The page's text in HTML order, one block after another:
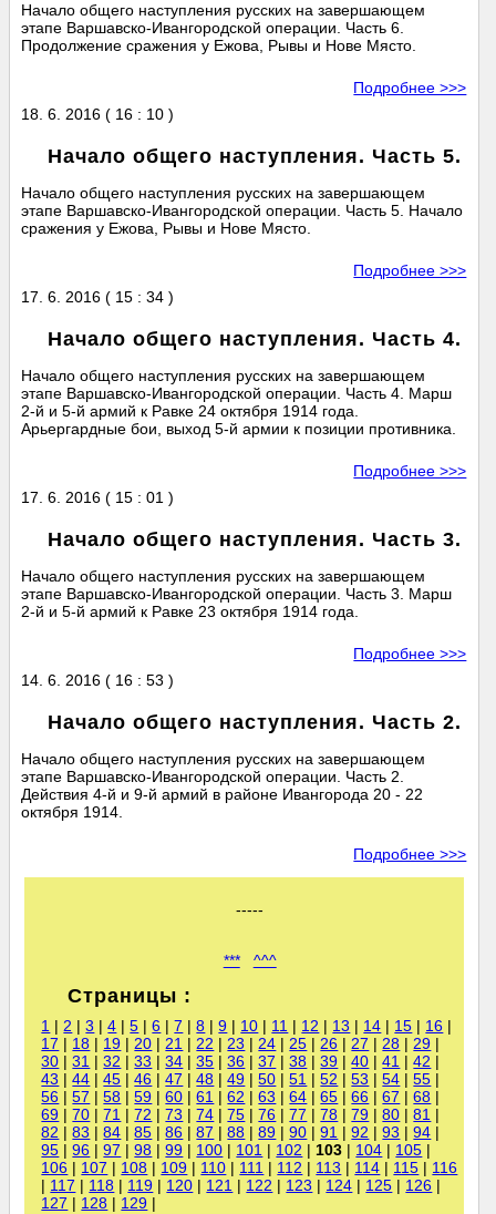
Начало общего наступления русских на завершающем
этапе Варшавско-Ивангородской операции. Часть 6.
Продолжение сражения у Ежова, Рывы и Нове Място.
Подробнее >>>
18. 6. 2016 ( 16 : 10 )
Начало общего наступления. Часть 5.
Начало общего наступления русских на завершающем
этапе Варшавско-Ивангородской операции. Часть 5. Начало
сражения у Ежова, Рывы и Нове Място.
Подробнее >>>
17. 6. 2016 ( 15 : 34 )
Начало общего наступления. Часть 4.
Начало общего наступления русских на завершающем
этапе Варшавско-Ивангородской операции. Часть 4. Марш
2-й и 5-й армий к Равке 24 октября 1914 года.
Арьергардные бои, выход 5-й армии к позиции противника.
Подробнее >>>
17. 6. 2016 ( 15 : 01 )
Начало общего наступления. Часть 3.
Начало общего наступления русских на завершающем
этапе Варшавско-Ивангородской операции. Часть 3. Марш
2-й и 5-й армий к Равке 23 октября 1914 года.
Подробнее >>>
14. 6. 2016 ( 16 : 53 )
Начало общего наступления. Часть 2.
Начало общего наступления русских на завершающем
этапе Варшавско-Ивангородской операции. Часть 2.
Действия 4-й и 9-й армий в районе Ивангорода 20 - 22
октября 1914.
Подробнее >>>
-----
*** ^^^
Страницы :
1 | 2 |3 |4 |5 |6 |7 |8 |9 | 10 | 11 | 12 | 13 | 14 | 15 | 16 |
17 | 18 | 19 | 20 | 21 | 22 | 23 | 24 | 25 | 26 | 27 | 28 | 29 |
30 |31 |32 |33 |34 |35 |36 |37 |38 |39 |40 |41 |42 |
43 |44 |45 |46 |47 |48 |49 |50 |51 |52 |53 |54 |55 |
56 |57 |58 |59 |60 |61 |62 |63 |64 |65 |66 |67 |68 |
69 |70 |71 |72 |73 |74 |75 |76 |77 |78 |79 |80 |81 |
82 |83 |84 |85 |86 |87 |88 |89 |90 |91 |92 |93 |94 |
95 |96 |97 |98 |99 | 100 | 101 | 102 | 103 | 104 | 105 |
106 | 107 | 108 | 109 | 110 | 111 | 112 | 113 | 114 | 115 | 116
| 117 | 118 | 119 | 120 | 121 | 122 | 123 | 124 | 125 | 126 |
127 | 128 | 129 |